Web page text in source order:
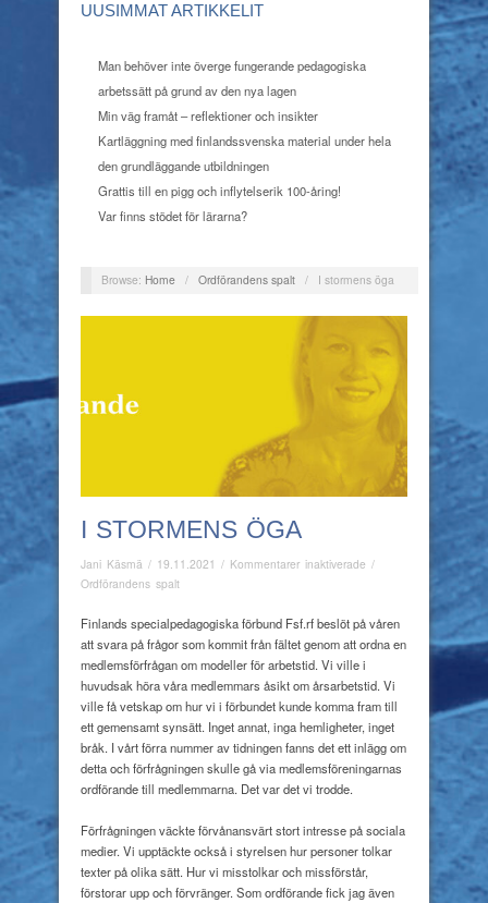
UUSIMMAT ARTIKKELIT
Man behöver inte överge fungerande pedagogiska
arbetssätt på grund av den nya lagen
Min väg framåt – reflektioner och insikter
Kartläggning med finlandssvenska material under hela
den grundläggande utbildningen
Grattis till en pigg och inflytelserik 100-åring!
Var finns stödet för lärarna?
Browse: Home / Ordförandens spalt / I stormens öga
I STORMENS ÖGA
Jani Käsmä / 19.11.2021 / Kommentarer inaktiverade för
öga
/
Ordförandens spalt
Finlands specialpedagogiska förbund Fsf.rf beslöt på våren
att svara på frågor som kommit från fältet genom att ordna en
medlemsförfrågan om modeller för arbetstid. Vi ville i
huvudsak höra våra medlemmars åsikt om årsarbetstid. Vi
ville få vetskap om hur vi i förbundet kunde komma fram till
ett gemensamt synsätt. Inget annat, inga hemligheter, inget
bråk. I vårt förra nummer av tidningen fanns det ett inlägg om
detta och förfrågningen skulle gå via medlemsföreningarnas
ordförande till medlemmarna. Det var det vi trodde.
Förfrågningen väckte förvånansvärt stort intresse på sociala
medier. Vi upptäckte också i styrelsen hur personer tolkar
texter på olika sätt. Hur vi misstolkar och missförstår,
förstorar upp och förvränger. Som ordförande fick jag även